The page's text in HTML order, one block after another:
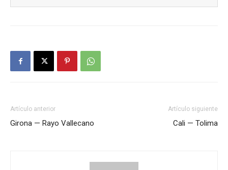
Artículo anterior
Girona — Rayo Vallecano
Artículo siguiente
Cali — Tolima